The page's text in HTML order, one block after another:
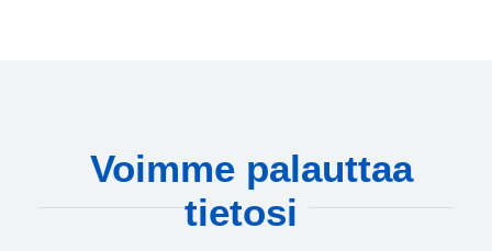
Voimme palauttaa
tietosi